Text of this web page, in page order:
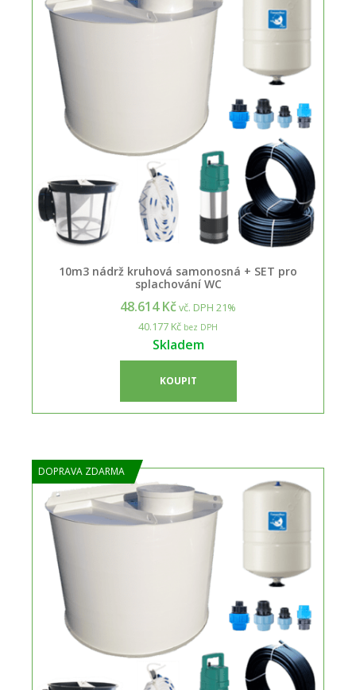
10m3 nádrž kruhová samonosná + SET pro
splachování WC
48.614 Kčvč. DPH 21%
40.177 Kč bez DPH
Skladem
KOUPIT
DOPRAVA ZDARMA